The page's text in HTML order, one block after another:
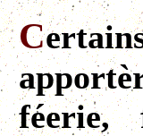
C
féerie,